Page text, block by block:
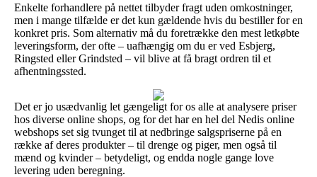
Enkelte forhandlere på nettet tilbyder fragt uden omkostninger,
men i mange tilfælde er det kun gældende hvis du bestiller for en
konkret pris. Som alternativ må du foretrække den mest letkøbte
leveringsform, der ofte – uafhængig om du er ved Esbjerg,
Ringsted eller Grindsted – vil blive at få bragt ordren til et
afhentningssted.
Det er jo usædvanlig let gængeligt for os alle at analysere priser
hos diverse online shops, og for det har en hel del Nedis online
webshops set sig tvunget til at nedbringe salgspriserne på en
række af deres produkter – til drenge og piger, men også til
mænd og kvinder – betydeligt, og endda nogle gange love
levering uden beregning.